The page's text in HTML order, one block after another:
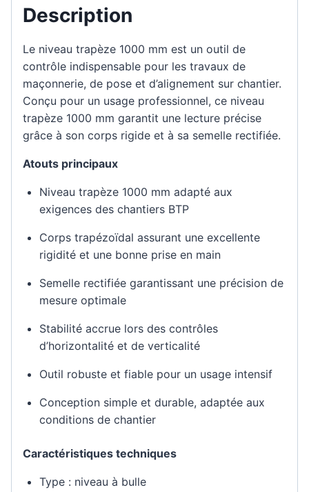
Description
Le niveau trapèze 1000 mm est un outil de
contrôle indispensable pour les travaux de
maçonnerie, de pose et d’alignement sur chantier.
Conçu pour un usage professionnel, ce niveau
trapèze 1000 mm garantit une lecture précise
grâce à son corps rigide et à sa semelle rectifiée.
Atouts principaux
Niveau trapèze 1000 mm adapté aux
exigences des chantiers BTP
Corps trapézoïdal assurant une excellente
rigidité et une bonne prise en main
Semelle rectifiée garantissant une précision de
mesure optimale
Stabilité accrue lors des contrôles
d’horizontalité et de verticalité
Outil robuste et fiable pour un usage intensif
Conception simple et durable, adaptée aux
conditions de chantier
Caractéristiques techniques
Type : niveau à bulle